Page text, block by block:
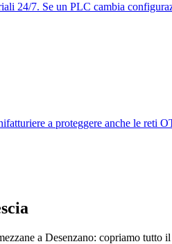
24/7. Se un PLC cambia
a proteggere anche le reti
a Desenzano: copriamo tutto